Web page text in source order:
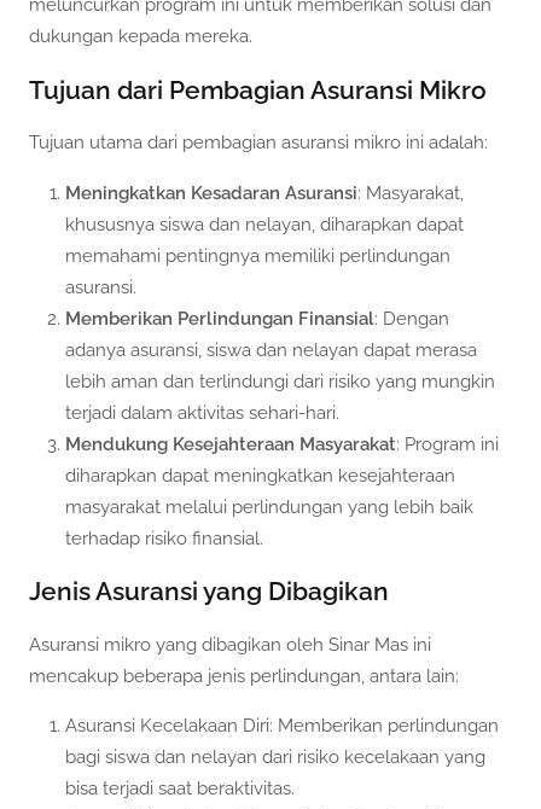
meluncurkan program ini untuk memberikan solusi dan
dukungan kepada mereka.
Tujuan dari Pembagian Asuransi Mikro
Tujuan utama dari pembagian asuransi mikro ini adalah:
Meningkatkan Kesadaran Asuransi: Masyarakat,
khususnya siswa dan nelayan, diharapkan dapat
memahami pentingnya memiliki perlindungan
asuransi.
Memberikan Perlindungan Finansial: Dengan
adanya asuransi, siswa dan nelayan dapat merasa
lebih aman dan terlindungi dari risiko yang mungkin
terjadi dalam aktivitas sehari-hari.
Mendukung Kesejahteraan Masyarakat: Program ini
diharapkan dapat meningkatkan kesejahteraan
masyarakat melalui perlindungan yang lebih baik
terhadap risiko finansial.
Jenis Asuransi yang Dibagikan
Asuransi mikro yang dibagikan oleh Sinar Mas ini
mencakup beberapa jenis perlindungan, antara lain:
Asuransi Kecelakaan Diri: Memberikan perlindungan
bagi siswa dan nelayan dari risiko kecelakaan yang
bisa terjadi saat beraktivitas.